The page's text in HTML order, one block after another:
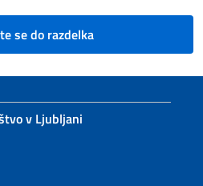
se do razdelka
v Ljubljani